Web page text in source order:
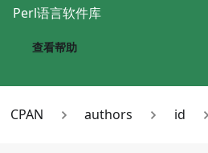
Perl语言软件库
查看帮助
CPAN authors id